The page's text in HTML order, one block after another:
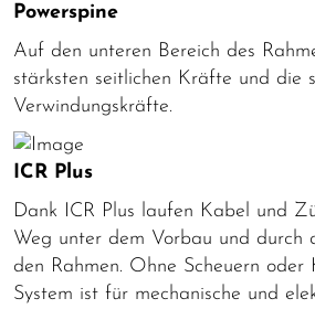
Powerspine
Auf den unteren Bereich des
stärksten seitlichen Kräfte und die
Verwindungskräfte.
ICR Plus
Dank ICR Plus laufen Kabel und
Weg unter dem Vorbau und durch
den Rahmen. Ohne Scheuern oder
System ist für mechanische und